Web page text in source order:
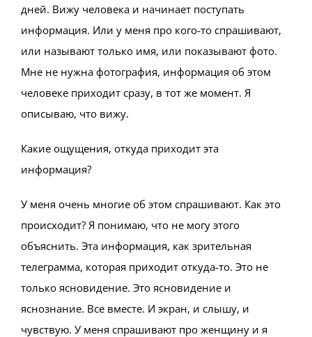
дней. Вижу человека и начинает поступать
информация. Или у меня про кого-то спрашивают,
или называют только имя, или показывают фото.
Мне не нужна фотография, информация об этом
человеке приходит сразу, в тот же момент. Я
описываю, что вижу.
Какие ощущения, откуда приходит эта
информация?
У меня очень многие об этом спрашивают. Как это
происходит? Я понимаю, что не могу этого
объяснить. Эта информация, как зрительная
телеграмма, которая приходит откуда-то. Это не
только ясновидение. Это ясновидение и
яснознание. Все вместе. И экран, и слышу, и
чувствую. У меня спрашивают про женщину и я